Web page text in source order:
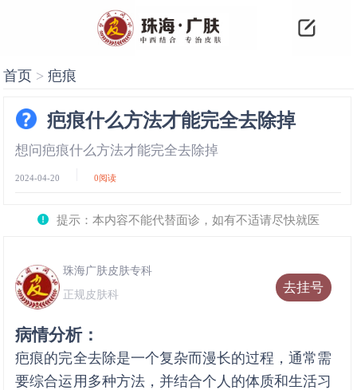
首页 >疤痕
疤痕什么方法才能完全去除掉
想问疤痕什么方法才能完全去除掉
2024-04-20 0阅读
提示：本内容不能代替面诊，如有不适请尽快就医
去挂号
珠海广肤皮肤专科
正规皮肤科
病情分析：
疤痕的完全去除是一个复杂而漫长的过程，通常需
要综合运用多种方法，并结合个人的体质和生活习